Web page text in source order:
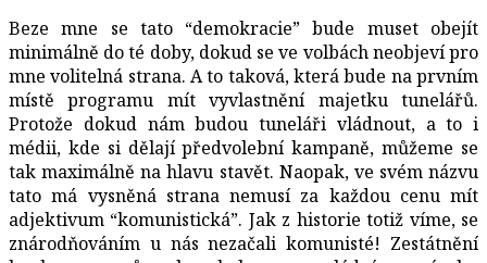
Beze mne se tato “demokracie” bude muset obejít
minimálně do té doby, dokud se ve volbách neobjeví pro
mne volitelná strana. A to taková, která bude na prvním
místě programu mít vyvlastnění majetku tunelářů.
Protože dokud nám budou tuneláři vládnout, a to i
médii, kde si dělají předvolební kampaně, můžeme se
tak maximálně na hlavu stavět. Naopak, ve svém názvu
tato má vysněná strana nemusí za každou cenu mít
adjektivum “komunistická”. Jak z historie totiž víme, se
znárodňováním u nás nezačali komunisté! Zestátnění